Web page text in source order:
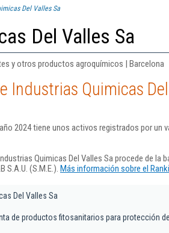
Del Valles Sa
Del Valles Sa
y otros productos agroquímicos | Barcelona
Industrias Quimicas
2024 tiene unos activos registrados por un
Quimicas Del Valles Sa procede de la
S.A.U. (S.M.E.). Más información sobre el
Del Valles Sa
de productos fitosanitarios para protección